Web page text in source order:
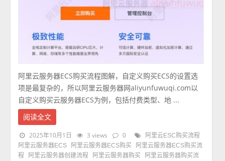
阿里云服务器ECS购买流程图解，自定义购买ECS的设置选
项是最复杂的，所以阿里云服务器网aliyunfuwuqi.com以
自定义购买云服务器ECS为例，包括付费类型、地 ...
阅读全文
2025年10月1日 3 views 0
阿里云ESC购买流程
阿里云服务器ECS
阿里云服务器ECS购买
阿里云服务器ECS购买流
程
阿里云服务器创建流程 阿里云服务器购买
阿里云服务器购买流